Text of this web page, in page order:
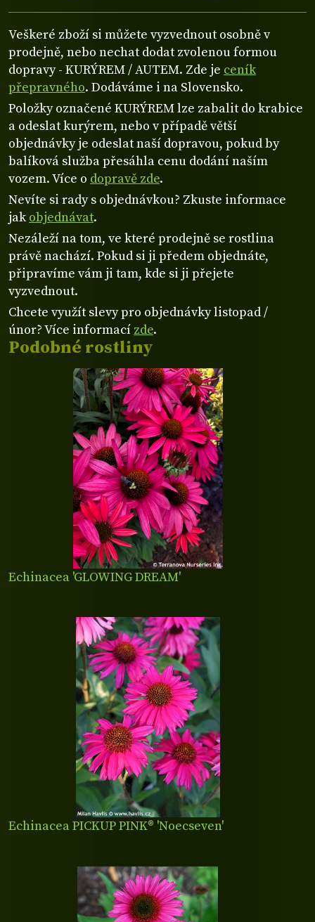
Podobné rostliny
Echinacea 'GLOWING DREAM'
Echinacea PICKUP PINK® 'Noecseven'
Veškeré zboží si můžete vyzvednout osobně v
prodejně, nebo nechat dodat zvolenou formou
dopravy - KURÝREM / AUTEM. Zde je ceník
přepravného. Dodáváme i na Slovensko.
Položky označené KURÝREM lze zabalit do krabice
a odeslat kurýrem, nebo v případě větší
objednávky je odeslat naší dopravou, pokud by
balíková služba přesáhla cenu dodání naším
vozem. Více o dopravě zde.
Nevíte si rady s objednávkou? Zkuste informace
jakobjednávat.
Nezáleží na tom, ve které prodejně se rostlina
právě nachází. Pokud si ji předem objednáte,
připravíme vám ji tam, kde si ji přejete
vyzvednout.
Chcete využít slevy pro objednávky listopad /
únor? Více informací zde.